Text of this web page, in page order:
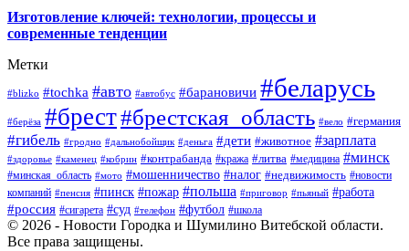
Изготовление ключей: технологии, процессы и
современные тенденции
Метки
#blizko #tochka #авто #автобус #барановичи #беларусь
#берёза #брест#брестская_область #вело #германия
#гибель #гродно #дальнобойщик #деньга #дети #животное #зарплата
#здоровье #каменец #кобрин #контрабанда #кража #литва #медицина #минск
#минская_область #мото #мошенничество #налог #недвижимость #новости
компаний #пенсия #пинск #пожар #польша #приговор #пьяный #работа
#россия #сигарета #суд #телефон #футбол #школа
© 2026 - Новости Городка и Шумилино Витебской области.
Все права защищены.